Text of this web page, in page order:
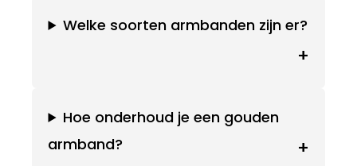
Welke soorten armbanden zijn er?
+
Hoe onderhoud je een gouden
armband?
+